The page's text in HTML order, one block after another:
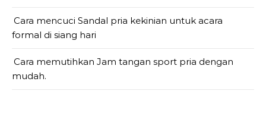
Cara mencuci Sandal pria kekinian untuk acara
formal di siang hari
Cara memutihkan Jam tangan sport pria dengan
mudah.